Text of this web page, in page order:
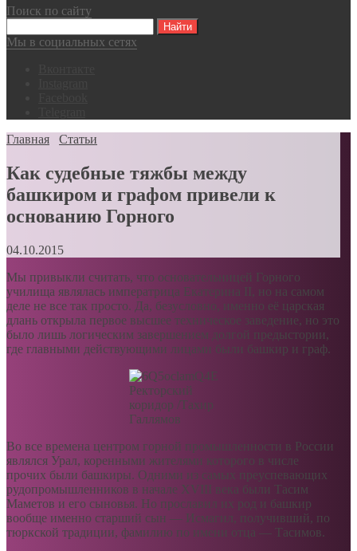
Поиск по сайту
Мы в социальных сетях
Главная
Статьи
Как судебные тяжбы между
башкиром и графом привели к
основанию Горного
04.10.2015
Мы привыкли считать, что основательницей Горного
училища являлась императрица Екатерина II, но на самом
деле не все так просто. Да, безусловно, именно её царская
длань открыла первое высшее техническое заведение, но это
было лишь логическим завершением долгой предыстории,
где главными действующими лицами были башкир и граф.
Ректорский
коридор /Тахир
Галлямов
Во все времена центром горной промышленности в России
являлся Урал, коренными жителями которого в числе
прочих были башкиры. Одними из самых преуспевающих
рудопромышленников в начале XVIII века были Тасим
Маметов и его сыновья. Но прославил их род и башкир
вообще именно старший сын — Исмагил, получивший, по
тюркской традиции, фамилию по имени отца — Тасимов.